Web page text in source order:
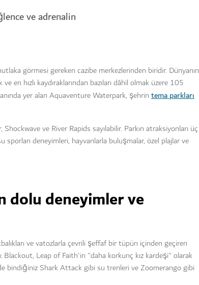
ve adrenalin
görmesi gereken cazibe merkezlerinden biridir. Dünyanın
en hızlı kaydıraklarından bazıları dâhil olmak üzere 105
yer alan Aquaventure Waterpark, şehrin tema parkları
ve River Rapids sayılabilir. Parkın atraksiyonları üç
sporları deneyimleri, hayvanlarla buluşmalar, özel plajlar ve
dolu deneyimler ve
ve vatozlarla çevrili şeffaf bir tüpün içinden geçiren
Leap of Faith'in "daha korkunç kız kardeşi" olarak
bindiğiniz Shark Attack gibi su trenleri ve Zoomerango gibi